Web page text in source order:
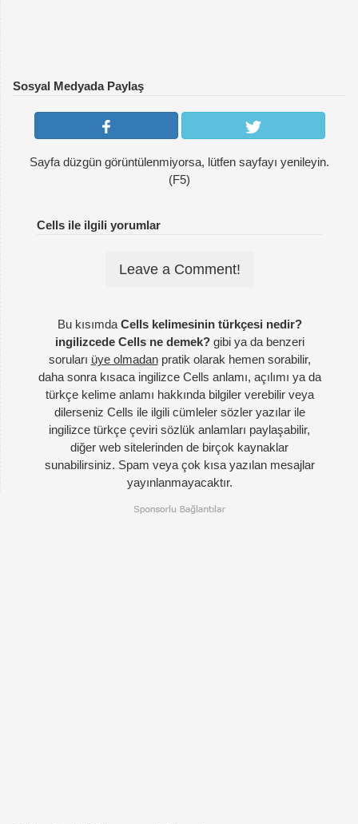
Sosyal Medyada Paylaş
Sayfa düzgün görüntülenmiyorsa, lütfen sayfayı yenileyin.
(F5)
Cells ile ilgili yorumlar
Leave a Comment!
Bu kısımda Cells kelimesinin türkçesi nedir?
ingilizcede Cells ne demek?gibi ya da benzeri
soruları üye olmadanpratik olarak hemen sorabilir,
daha sonra kısaca ingilizce Cells anlamı, açılımı ya da
türkçe kelime anlamı hakkında bilgiler verebilir veya
dilerseniz Cells ile ilgili cümleler sözler yazılar ile
ingilizce türkçe çeviri sözlük anlamları paylaşabilir,
diğer web sitelerinden de birçok kaynaklar
sunabilirsiniz. Spam veya çok kısa yazılan mesajlar
yayınlanmayacaktır.